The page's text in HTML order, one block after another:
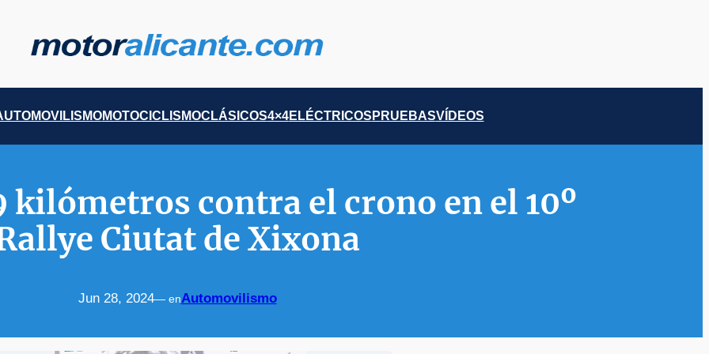
MOTOCICLISMOCLÁSICOS4×4ELÉCTRICOS PRUEBASVÍDEOS
kilómetros contra el crono en el 10º
Ciutat de Xixona
Jun 28, 2024— enAutomovilismo